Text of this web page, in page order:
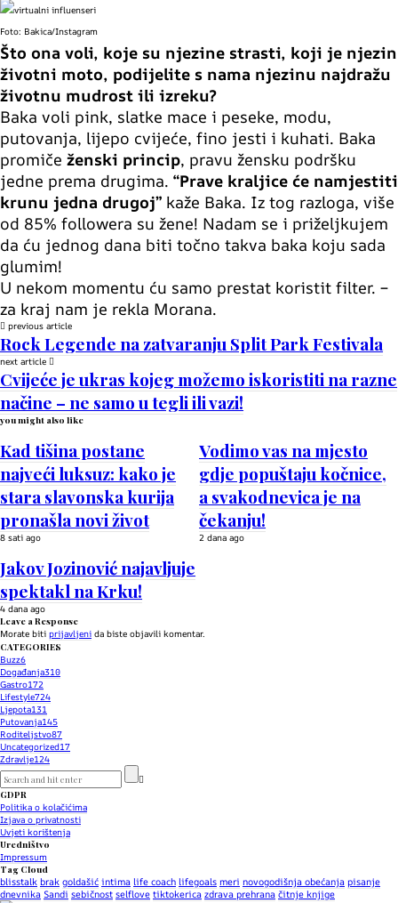
Foto: Bakica/Instagram
Što ona voli, koje su njezine strasti, koji je njezin
životni moto, podijelite s nama njezinu najdražu
životnu mudrost ili izreku?
Baka voli pink, slatke mace i peseke, modu,
putovanja, lijepo cvijeće, fino jesti i kuhati. Baka
promiče ženski princip, pravu žensku podršku
jedne prema drugima. “Prave kraljice će namjestiti
krunu jedna drugoj” kaže Baka. Iz tog razloga, više
od 85% followera su žene! Nadam se i priželjkujem
da ću jednog dana biti točno takva baka koju sada
glumim!
U nekom momentu ću samo prestat koristit filter. –
za kraj nam je rekla Morana.
previous article
Rock Legende na zatvaranju Split Park Festivala
next article
Cvijeće je ukras kojeg možemo iskoristiti na razne
načine – ne samo u tegli ili vazi!
you might also like
Kad tišina postane
najveći luksuz: kako je
stara slavonska kurija
pronašla novi život
8 sati ago
Vodimo vas na mjesto
gdje popuštaju kočnice,
a svakodnevica je na
čekanju!
2 dana ago
Jakov Jozinović najavljuje
spektakl na Krku!
4 dana ago
Leave a Response
Morate biti prijavljeni da biste objavili komentar.
CATEGORIES
Buzz6
Događanja310
Gastro172
Lifestyle724
Ljepota131
Putovanja145
Roditeljstvo87
Uncategorized17
Zdravlje124
GDPR
Politika o kolačićima
Izjava o privatnosti
Uvjeti korištenja
Uredništvo
Impressum
Tag Cloud
blisstalk brak goldašić intima life coach lifegoals meri novogodišnja obećanja pisanje
dnevnika Sandi sebičnost selflove tiktokerica zdrava prehrana čitnje knjige